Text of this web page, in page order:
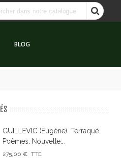
BLOG
GUILLEVIC (Eugène). Terraqué.
Poèmes. Nouvelle...
275,00 € TTC